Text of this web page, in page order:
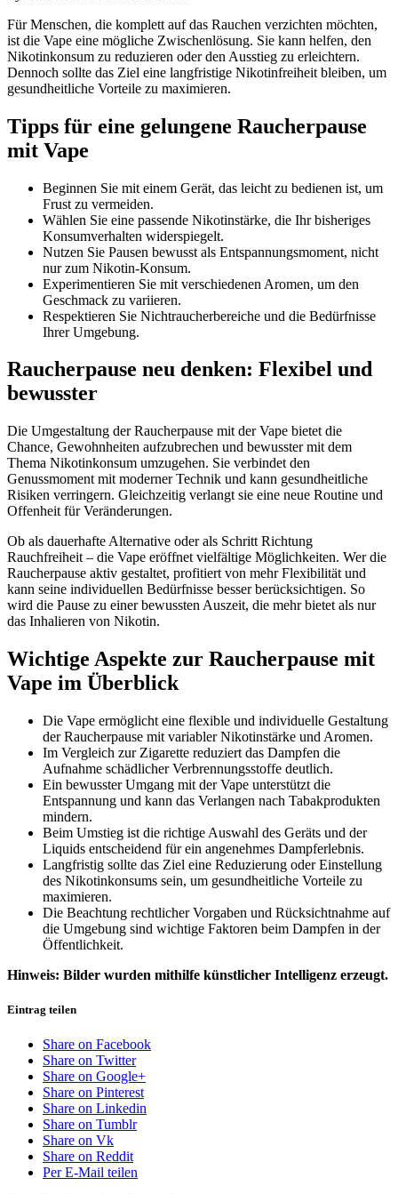
Für Menschen, die komplett auf das Rauchen verzichten möchten,
ist die Vape eine mögliche Zwischenlösung. Sie kann helfen, den
Nikotinkonsum zu reduzieren oder den Ausstieg zu erleichtern.
Dennoch sollte das Ziel eine langfristige Nikotinfreiheit bleiben, um
gesundheitliche Vorteile zu maximieren.
Tipps für eine gelungene Raucherpause
mit Vape
Beginnen Sie mit einem Gerät, das leicht zu bedienen ist, um
Frust zu vermeiden.
Wählen Sie eine passende Nikotinstärke, die Ihr bisheriges
Konsumverhalten widerspiegelt.
Nutzen Sie Pausen bewusst als Entspannungsmoment, nicht
nur zum Nikotin-Konsum.
Experimentieren Sie mit verschiedenen Aromen, um den
Geschmack zu variieren.
Respektieren Sie Nichtraucherbereiche und die Bedürfnisse
Ihrer Umgebung.
Raucherpause neu denken: Flexibel und
bewusster
Die Umgestaltung der Raucherpause mit der Vape bietet die
Chance, Gewohnheiten aufzubrechen und bewusster mit dem
Thema Nikotinkonsum umzugehen. Sie verbindet den
Genussmoment mit moderner Technik und kann gesundheitliche
Risiken verringern. Gleichzeitig verlangt sie eine neue Routine und
Offenheit für Veränderungen.
Ob als dauerhafte Alternative oder als Schritt Richtung
Rauchfreiheit – die Vape eröffnet vielfältige Möglichkeiten. Wer die
Raucherpause aktiv gestaltet, profitiert von mehr Flexibilität und
kann seine individuellen Bedürfnisse besser berücksichtigen. So
wird die Pause zu einer bewussten Auszeit, die mehr bietet als nur
das Inhalieren von Nikotin.
Wichtige Aspekte zur Raucherpause mit
Vape im Überblick
Die Vape ermöglicht eine flexible und individuelle Gestaltung
der Raucherpause mit variabler Nikotinstärke und Aromen.
Im Vergleich zur Zigarette reduziert das Dampfen die
Aufnahme schädlicher Verbrennungsstoffe deutlich.
Ein bewusster Umgang mit der Vape unterstützt die
Entspannung und kann das Verlangen nach Tabakprodukten
mindern.
Beim Umstieg ist die richtige Auswahl des Geräts und der
Liquids entscheidend für ein angenehmes Dampferlebnis.
Langfristig sollte das Ziel eine Reduzierung oder Einstellung
des Nikotinkonsums sein, um gesundheitliche Vorteile zu
maximieren.
Die Beachtung rechtlicher Vorgaben und Rücksichtnahme auf
die Umgebung sind wichtige Faktoren beim Dampfen in der
Öffentlichkeit.
Hinweis: Bilder wurden mithilfe künstlicher Intelligenz erzeugt.
Eintrag teilen
Share on Facebook
Share on Twitter
Share on Google+
Share on Pinterest
Share on Linkedin
Share on Tumblr
Share on Vk
Share on Reddit
Per E-Mail teilen